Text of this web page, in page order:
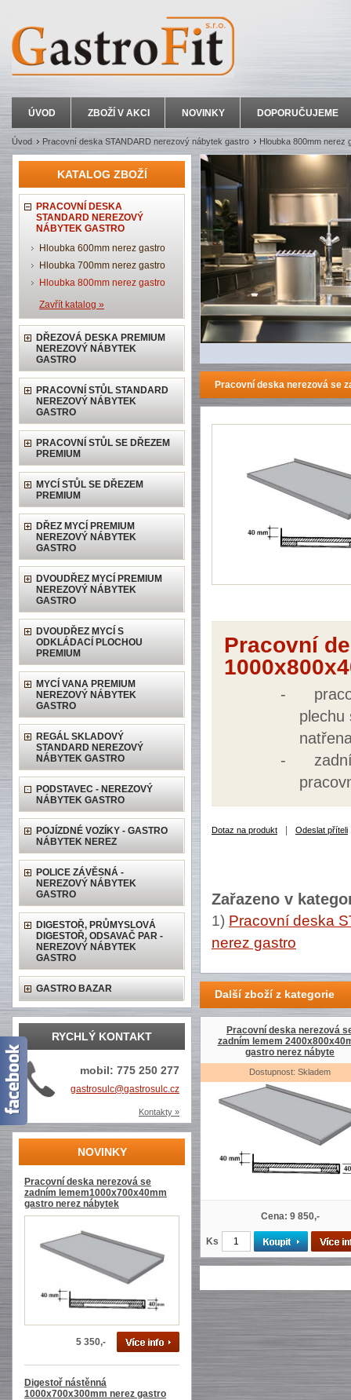
ÚVOD ZBOŽÍ V AKCI NOVINKY DOPORUČUJEME
Úvod Pracovní deska STANDARD nerezový nábytek gastro Hloubka 800mm nerez
KATALOG ZBOŽÍ
PRACOVNÍ DESKA
STANDARD NEREZOVÝ
NÁBYTEK GASTRO
Hloubka 600mm nerez gastro
Hloubka 700mm nerez gastro
Hloubka 800mm nerez gastro
Zavřít katalog »
DŘEZOVÁ DESKA PREMIUM
NEREZOVÝ NÁBYTEK
GASTRO
PRACOVNÍ STŮL STANDARD
NEREZOVÝ NÁBYTEK
GASTRO
PRACOVNÍ STŮL SE DŘEZEM
PREMIUM
MYCÍ STŮL SE DŘEZEM
PREMIUM
DŘEZ MYCÍ PREMIUM
NEREZOVÝ NÁBYTEK
GASTRO
DVOUDŘEZ MYCÍ PREMIUM
NEREZOVÝ NÁBYTEK
GASTRO
DVOUDŘEZ MYCÍ S
ODKLÁDACÍ PLOCHOU
PREMIUM
MYCÍ VANA PREMIUM
NEREZOVÝ NÁBYTEK
GASTRO
REGÁL SKLADOVÝ
STANDARD NEREZOVÝ
NÁBYTEK GASTRO
PODSTAVEC - NEREZOVÝ
NÁBYTEK GASTRO
POJÍZDNÉ VOZÍKY - GASTRO
NÁBYTEK NEREZ
POLICE ZÁVĚSNÁ -
NEREZOVÝ NÁBYTEK
GASTRO
DIGESTOŘ, PRŮMYSLOVÁ
DIGESTOŘ, ODSAVAČ PAR -
NEREZOVÝ NÁBYTEK
GASTRO
GASTRO BAZAR
RYCHLÝ KONTAKT
mobil: 775 250 277
gastrosulc@gastrosulc.cz
Kontakty »
NOVINKY
Pracovní deska nerezová se
zadním lemem1000x700x40mm
gastro nerez nábytek
5 350,-
Digestoř nástěnná
1000x700x300mm nerez gastro
Pracovní deska nerezová se
Pracovní
-
plechu
-
Dotaz na produkt Odeslat příteli
Zařazeno v
1) Pracovní deska
nerez gastro
Další zboží z kategorie
Pracovní deska nerezová
zadním lemem
gastro nerez nábyte
Dostupnost: Skladem
Cena: 9 850,-
Ks